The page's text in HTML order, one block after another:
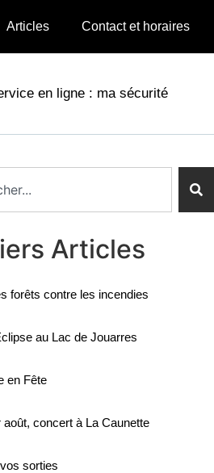
Articles Contact et horaires
en ligne : ma sécurité
Articles
forêts contre les incendies
au Lac de Jouarres
en Fête
août, concert à La Caunette
sorties